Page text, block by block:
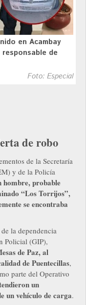
en Acambay
de
Foto: Especial
de robo
de la Secretaría
y de la Policía
hombre, probable
“Los Torrijos”,
se encontraba
la dependencia
Policial (GIP),
de Paz, al
de Puentecillas,
parte del Operativo
un
un vehículo de carga.